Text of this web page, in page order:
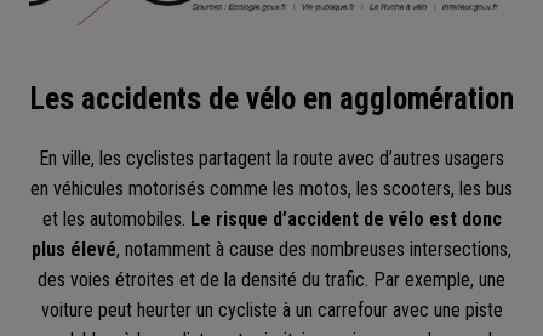
Les accidents de vélo en agglomération
En ville, les cyclistes partagent la route avec d’autres usagers
en véhicules motorisés comme les motos, les scooters, les bus
et les automobiles. Le risque d’accident de vélo est donc
plus élevé, notamment à cause des nombreuses intersections,
des voies étroites et de la densité du trafic. Par exemple, une
voiture peut heurter un cycliste à un carrefour avec une piste